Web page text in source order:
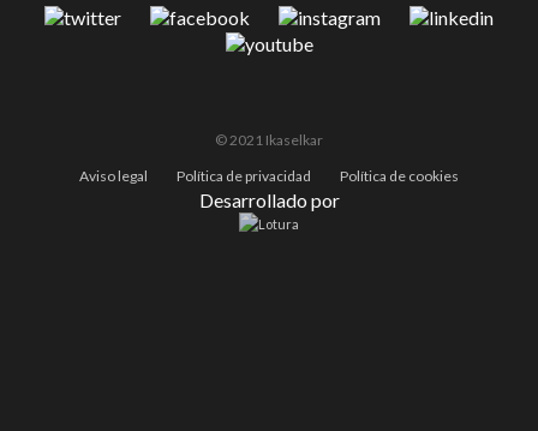
Aviso legal Política de privacidad Política de cookies
© 2021 Ikaselkar
Desarrollado por